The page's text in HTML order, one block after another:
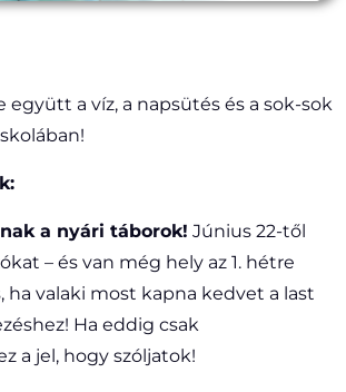
együtt a víz, a napsütés és a sok-sok
a nyári táborok! Június 22-től
– és van még hely az 1. hétre
ha valaki most kapna kedvet a last
Ha eddig csak
a jel, hogy szóljatok!